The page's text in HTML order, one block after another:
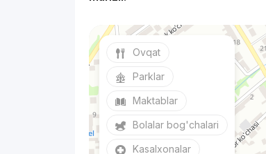
Ovqat
Parklar
Maktablar
Bolalar bog'chalari
Kasalxonalar